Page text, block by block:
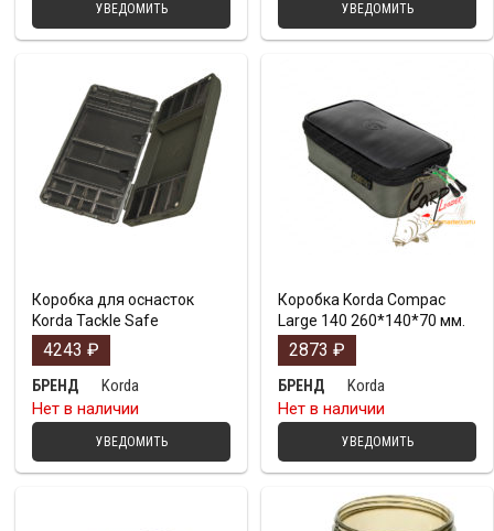
УВЕДОМИТЬ УВЕДОМИТЬ
Коробка для оснасток
Korda Tackle Safe
4243 ₽
БРЕНД
Korda
Нет в наличии
УВЕДОМИТЬ
Коробка Korda Compac
Large 140 260*140*70 мм.
2873 ₽
БРЕНД
Korda
Нет в наличии
УВЕДОМИТЬ